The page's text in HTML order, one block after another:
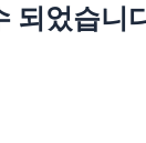
되었습니